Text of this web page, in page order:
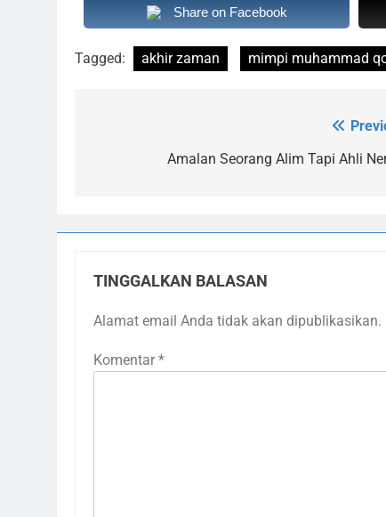
Share on Facebook
Tagged: akhir zaman mimpi muhammad
Amalan Seorang Alim Tapi Ahli
TINGGALKAN BALASAN
Alamat email Anda tidak akan dipublikasikan.
Komentar *